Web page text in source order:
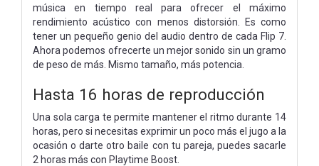
música en tiempo real para ofrecer el máximo
rendimiento acústico con menos distorsión. Es como
tener un pequeño genio del audio dentro de cada Flip 7.
Ahora podemos ofrecerte un mejor sonido sin un gramo
de peso de más. Mismo tamaño, más potencia.
Hasta 16 horas de reproducción
Una sola carga te permite mantener el ritmo durante 14
horas, pero si necesitas exprimir un poco más el jugo a la
ocasión o darte otro baile con tu pareja, puedes sacarle
2 horas más con Playtime Boost.